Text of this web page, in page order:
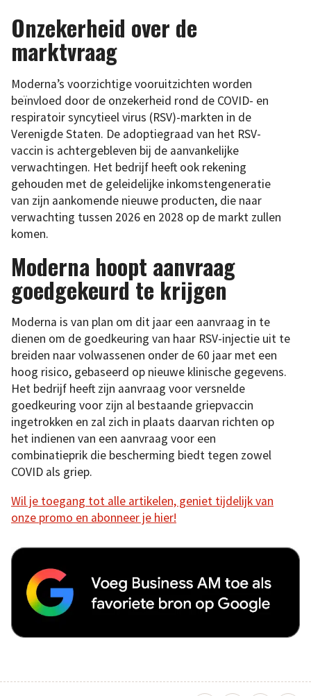
Onzekerheid over de
marktvraag
Moderna’s voorzichtige vooruitzichten worden
beïnvloed door de onzekerheid rond de COVID- en
respiratoir syncytieel virus (RSV)-markten in de
Verenigde Staten. De adoptiegraad van het RSV-
vaccin is achtergebleven bij de aanvankelijke
verwachtingen. Het bedrijf heeft ook rekening
gehouden met de geleidelijke inkomstengeneratie
van zijn aankomende nieuwe producten, die naar
verwachting tussen 2026 en 2028 op de markt zullen
komen.
Moderna hoopt aanvraag
goedgekeurd te krijgen
Moderna is van plan om dit jaar een aanvraag in te
dienen om de goedkeuring van haar RSV-injectie uit te
breiden naar volwassenen onder de 60 jaar met een
hoog risico, gebaseerd op nieuwe klinische gegevens.
Het bedrijf heeft zijn aanvraag voor versnelde
goedkeuring voor zijn al bestaande griepvaccin
ingetrokken en zal zich in plaats daarvan richten op
het indienen van een aanvraag voor een
combinatieprik die bescherming biedt tegen zowel
COVID als griep.
Wil je toegang tot alle artikelen, geniet tijdelijk van
onze promo en abonneer je hier!